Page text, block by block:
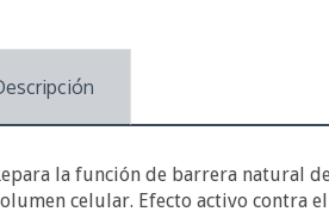
la función de barrera natural
celular. Efecto activo contra